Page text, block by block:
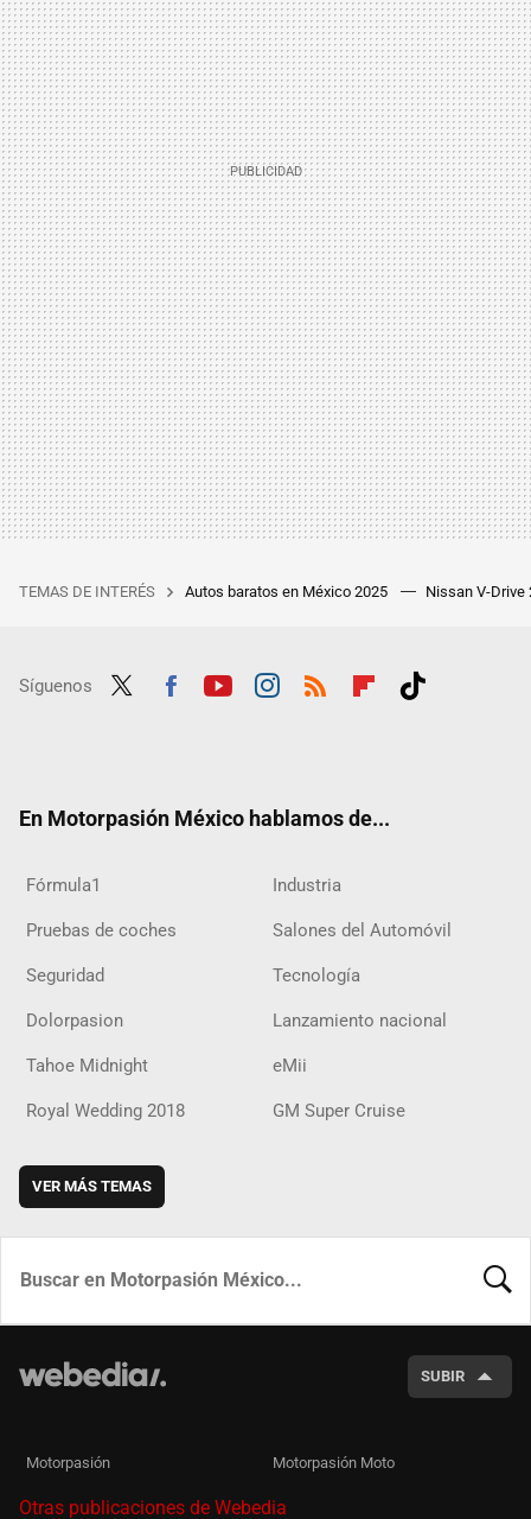
TEMAS DE INTERÉS Autos baratos en México 2025 Nissan V-Drive
Síguenos
En Motorpasión México hablamos de...
Fórmula1 Industria
Pruebas de coches Salones del Automóvil
Seguridad Tecnología
Dolorpasion Lanzamiento nacional
Tahoe Midnight eMii
Royal Wedding 2018 GM Super Cruise
VER MÁS TEMAS
SUBIR
Motorpasión Motorpasión Moto
Otras publicaciones de Webedia